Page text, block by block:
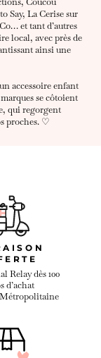
Say, La Cerise sur
et tant d’autres
local, avec près de
ainsi une
accessoire enfant
se côtoient
qui regorgent
proches. ♡
Relay dès 100
d’achat